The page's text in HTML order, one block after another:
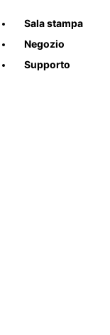
Sala stampa
Negozio
Supporto